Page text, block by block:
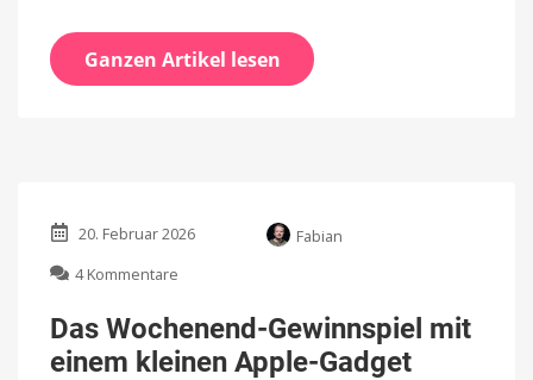
Ganzen Artikel lesen
20. Februar 2026
Fabian
4 Kommentare
Wochenend-
Gewinnspiel
mit
Das Wochenend-Gewinnspiel mit
einem kleinen Apple-Gadget